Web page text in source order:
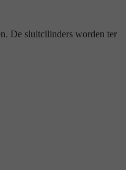
De sluitcilinders worden ter